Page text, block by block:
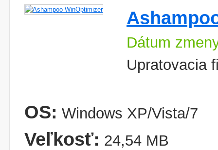
Dátum
Upratovacia
OS: Windows XP/Vista/7
Veľkosť: 24,54 MB